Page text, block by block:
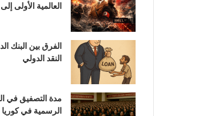
العالمية الأولى إلى
الفرق بين البنك
النقد الدولي
مدة التصفيق في
الرسمية في كوريا